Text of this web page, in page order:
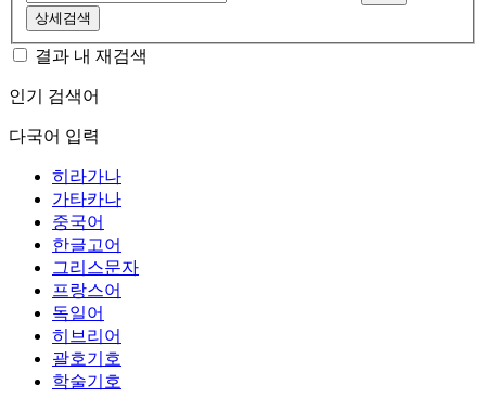
상세검색
결과 내 재검색
인기 검색어
다국어 입력
히라가나
가타카나
중국어
한글고어
그리스문자
프랑스어
독일어
히브리어
괄호기호
학술기호